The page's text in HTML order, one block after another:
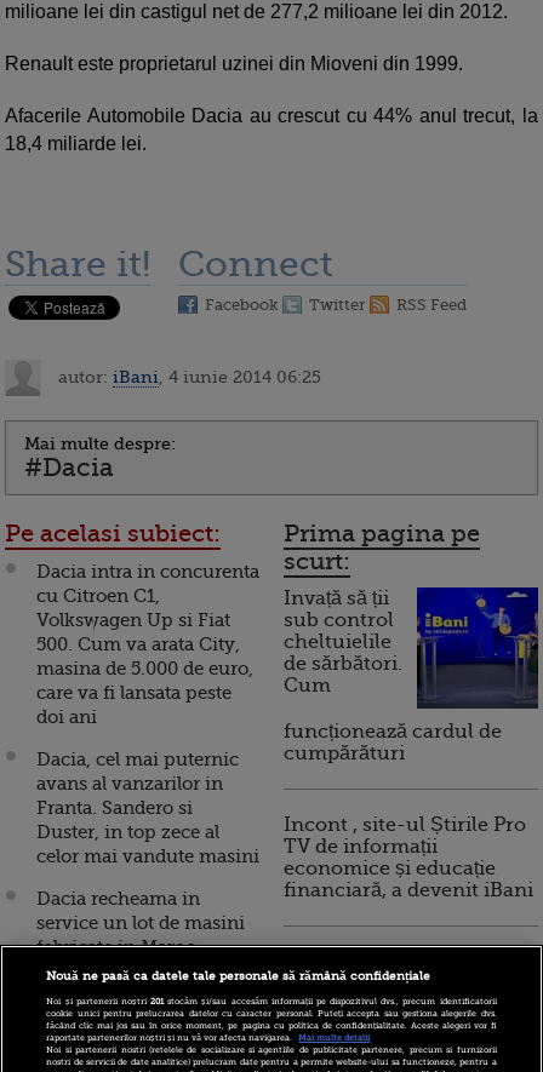
milioane lei din castigul net de 277,2 milioane lei din 2012.
Renault este proprietarul uzinei din Mioveni din 1999.
Afacerile Automobile Dacia au crescut cu 44% anul trecut, la
18,4 miliarde lei.
Share it! Connect
Facebook Twitter RSS Feed
autor: iBani , 4 iunie 2014 06:25
Mai multe despre:
#Dacia
Pe acelasi subiect:
Dacia intra in concurenta
cu Citroen C1,
Volkswagen Up si Fiat
500. Cum va arata City,
masina de 5.000 de euro,
care va fi lansata peste
doi ani
Dacia, cel mai puternic
avans al vanzarilor in
Franta. Sandero si
Duster, in top zece al
celor mai vandute masini
Dacia recheama in
service un lot de masini
fabricate in Maroc
maximum 100 mil. lei pe
deponentii care si-au
mutat banii de la CEC la
Prima pagina pe
scurt:
Invață să ții
sub control
cheltuielile
de sărbători.
Cum
funcționează cardul de
cumpărături
Incont , site-ul Știrile Pro
TV de informații
economice și educație
financiară, a devenit iBani
financiare inteligente
Nouă ne pasă ca datele tale personale să rămână confidențiale
Noi și partenerii noștri201stocăm și/sau accesăm informații pe dispozitivul dvs., precum identificatorii
cookie unici pentru prelucrarea datelor cu caracter personal. Puteți accepta sau gestiona alegerile dvs.
făcând clic mai jos sau în orice moment, pe pagina cu politica de confidențialitate. Aceste alegeri vor fi
raportate partenerilor noștri și nu vă vor afecta navigarea.
Mai multe detalii
Noi si partenerii nostri (retelele de socializare si agentiile de publicitate partenere, precum si furnizorii
nostri de servicii de date analitice) prelucram date pentru a permite website-ului sa functioneze, pentru a